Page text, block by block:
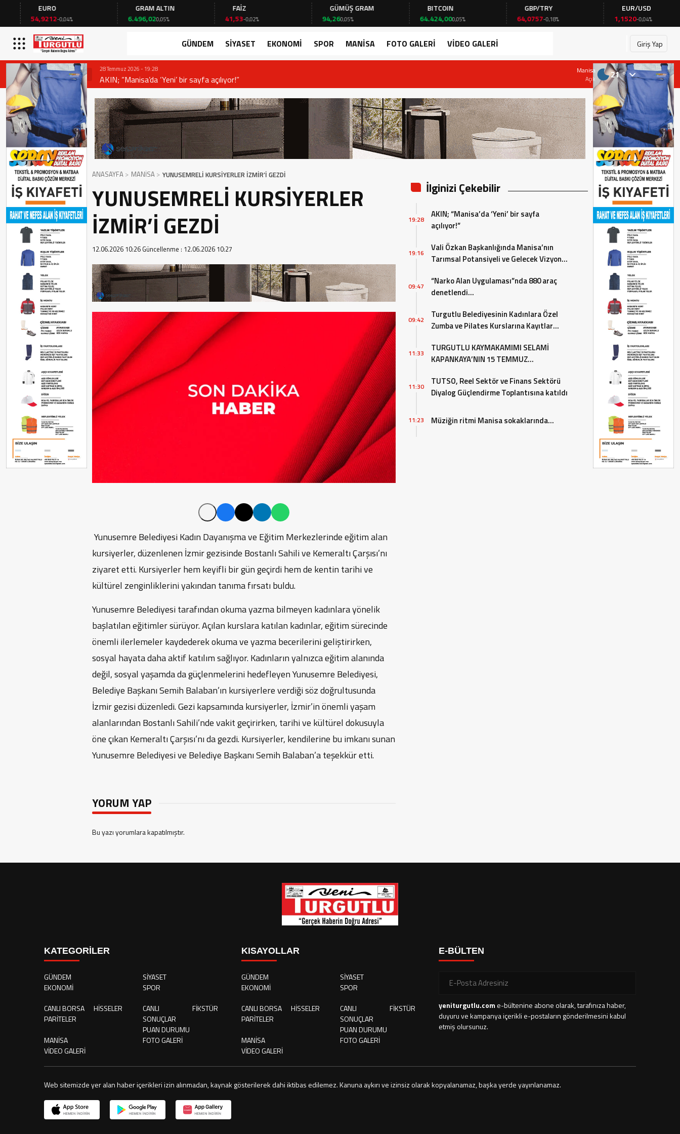
EURO
54,9212-0,04%
GRAM ALTIN
6.496,020,05%
41,53-0,02%
GÜMÜŞ GRAM
94,260,05%
BITCOIN
64.424,000,05%
GBP/TRY
64,0757-0,18%
EUR/USD
1,1520-0,04%
GÜNDEM SİYASET EKONOMİ SPOR MANİSA FOTO GALERİ VİDEO GALERİ Giriş Yap
28 Temmuz 2026 - 19:28
AKIN; “Manisa’da ‘Yeni’ bir sayfa açılıyor!”
28 Temmuz 2026 - 19:23
Başkan AKIN, Çarşamba günü CHP İlçe
Manisa
Açık 21 °
ANASAYFA MANİSA YUNUSEMRELİ KURSİYERLER İZMİR’İ GEZDİ
YUNUSEMRELİ KURSİYERLER
İZMİR’İ GEZDİ
12.06.2026 10:26 Güncellenme : 12.06.2026 10:27
Yunusemre Belediyesi Kadın Dayanışma ve Eğitim Merkezlerinde eğitim alan
kursiyerler, düzenlenen İzmir gezisinde Bostanlı Sahili ve Kemeraltı Çarşısı’nı
ziyaret etti. Kursiyerler hem keyifli bir gün geçirdi hem de kentin tarihi ve
kültürel zenginliklerini yakından tanıma fırsatı buldu.
Yunusemre Belediyesi tarafından okuma yazma bilmeyen kadınlara yönelik
başlatılan eğitimler sürüyor. Açılan kurslara katılan kadınlar, eğitim sürecinde
önemli ilerlemeler kaydederek okuma ve yazma becerilerini geliştirirken,
sosyal hayata daha aktif katılım sağlıyor. Kadınların yalnızca eğitim alanında
değil, sosyal yaşamda da güçlenmelerini hedefleyen Yunusemre Belediyesi,
Belediye Başkanı Semih Balaban’ın kursiyerlere verdiği söz doğrultusunda
İzmir gezisi düzenledi. Gezi kapsamında kursiyerler, İzmir’in önemli yaşam
alanlarından Bostanlı Sahili’nde vakit geçirirken, tarihi ve kültürel dokusuyla
öne çıkan Kemeraltı Çarşısı’nı da gezdi. Kursiyerler, kendilerine bu imkanı sunan
Yunusemre Belediyesi ve Belediye Başkanı Semih Balaban’a teşekkür etti.
YORUM YAP
Bu yazı yorumlara kapatılmıştır.
İlginizi Çekebilir
AKIN; “Manisa’da ‘Yeni’ bir sayfa
açılıyor!”
19:28
Vali Özkan Başkanlığında Manisa’nın
Tarımsal Potansiyeli ve Gelecek Vizyonu
19:16
“Narko Alan Uygulaması”nda 880 araç
denetlendi…
09:47
Turgutlu Belediyesinin Kadınlara Özel
Zumba ve Pilates Kurslarına Kayıtlar
09:42
TURGUTLU KAYMAKAMIMI SELAMİ
KAPANKAYA’NIN 15 TEMMUZ
11:33
TUTSO, Reel Sektör ve Finans Sektörü
Diyalog Güçlendirme Toplantısına katıldı
11:30
Müziğin ritmi Manisa sokaklarında…
11:23
KATEGORİLER
GÜNDEM
SİYASET
EKONOMİ
CANLI BORSA
HİSSELER
PARİTELER
SPOR
CANLI
SONUÇLAR
FİKSTÜR
PUAN DURUMU
MANİSA
FOTO GALERİ
VİDEO GALERİ
KISAYOLLAR
GÜNDEM
SİYASET
EKONOMİ
CANLI BORSA
HİSSELER
PARİTELER
SPOR
CANLI
SONUÇLAR
FİKSTÜR
PUAN DURUMU
MANİSA
FOTO GALERİ
VİDEO GALERİ
E-BÜLTEN
yeniturgutlu.com e-bültenine abone olarak, tarafınıza haber,
duyuru ve kampanya içerikli e-postaların gönderilmesini kabul
etmiş olursunuz.
Web sitemizde yer alan haber içerikleri izin alınmadan, kaynak gösterilerek dahi iktibas edilemez. Kanuna aykırı ve izinsiz olarak kopyalanamaz, başka yerde yayınlanamaz.